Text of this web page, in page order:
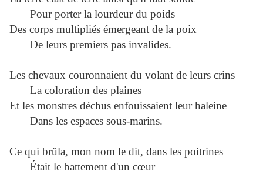
Pour porter la lourdeur du poids
Des corps multipliés émergeant de la poix
De leurs premiers pas invalides.
Les chevaux couronnaient du volant de leurs crins
La coloration des plaines
Et les monstres déchus enfouissaient leur haleine
Dans les espaces sous-marins.
Ce qui brûla, mon nom le dit, dans les poitrines
Était le battement d'un cœur